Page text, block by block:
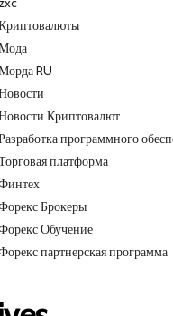
RU
Криптовалют
программного
платформа
Брокеры
Обучение
партнерская программа